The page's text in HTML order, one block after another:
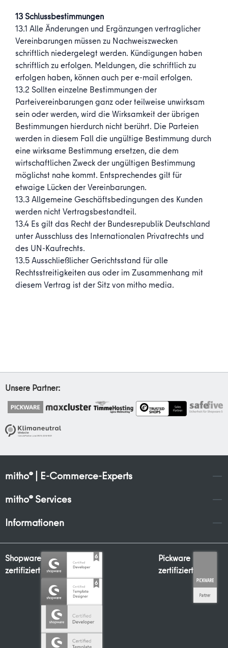
13 Schlussbestimmungen
13.1 Alle Änderungen und Ergänzungen vertraglicher
Vereinbarungen müssen zu Nachweiszwecken
schriftlich niedergelegt werden. Kündigungen haben
schriftlich zu erfolgen. Meldungen, die schriftlich zu
erfolgen haben, können auch per e-mail erfolgen.
13.2 Sollten einzelne Bestimmungen der
Parteivereinbarungen ganz oder teilweise unwirksam
sein oder werden, wird die Wirksamkeit der übrigen
Bestimmungen hierdurch nicht berührt. Die Parteien
werden in diesem Fall die ungültige Bestimmung durch
eine wirksame Bestimmung ersetzen, die dem
wirtschaftlichen Zweck der ungültigen Bestimmung
möglichst nahe kommt. Entsprechendes gilt für
etwaige Lücken der Vereinbarungen.
13.3 Allgemeine Geschäftsbedingungen des Kunden
werden nicht Vertragsbestandteil.
13.4 Es gilt das Recht der Bundesrepublik Deutschland
unter Ausschluss des Internationalen Privatrechts und
des UN-Kaufrechts.
13.5 Ausschließlicher Gerichtsstand für alle
Rechtsstreitigkeiten aus oder im Zusammenhang mit
diesem Vertrag ist der Sitz von mitho media.
Unsere Partner:
mitho® | E-Commerce-Experts
mitho® Services
Informationen
Shopware
zertifiziert
Pickware
zertifiziert